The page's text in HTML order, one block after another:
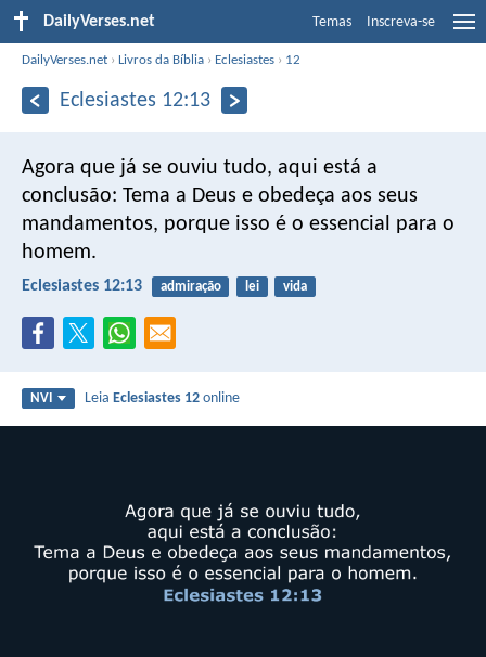
DailyVerses.net Temas Inscreva-se
DailyVerses.net ›Livros da Bíblia › Eclesiastes › 12
Eclesiastes 12:13
Agora que já se ouviu tudo, aqui está a
conclusão: Tema a Deus e obedeça aos seus
mandamentos, porque isso é o essencial para o
homem.
Eclesiastes 12:13 admiração lei vida
NVI LeiaEclesiastes 12 online